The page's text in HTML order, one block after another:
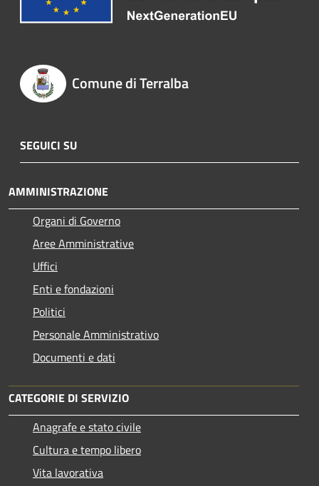
Comune di Terralba
SEGUICI SU
AMMINISTRAZIONE
Organi di Governo
Aree Amministrative
Uffici
Enti e fondazioni
Politici
Personale Amministrativo
Documenti e dati
CATEGORIE DI SERVIZIO
Anagrafe e stato civile
Cultura e tempo libero
Vita lavorativa